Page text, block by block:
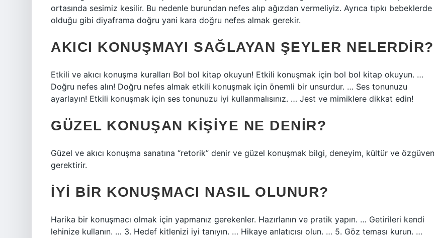
ortasında sesimiz kesilir. Bu nedenle burundan nefes alıp ağızdan vermeliyiz. Ayrıca tıpkı bebeklerde
olduğu gibi diyaframa doğru yani kara doğru nefes almak gerekir.
AKICI KONUŞMAYI SAĞLAYAN ŞEYLER NELERDIR?
Etkili ve akıcı konuşma kuralları Bol bol kitap okuyun! Etkili konuşmak için bol bol kitap okuyun. …
Doğru nefes alın! Doğru nefes almak etkili konuşmak için önemli bir unsurdur. … Ses tonunuzu
ayarlayın! Etkili konuşmak için ses tonunuzu iyi kullanmalısınız. … Jest ve mimiklere dikkat edin!
GÜZEL KONUŞAN KIŞIYE NE DENIR?
Güzel ve akıcı konuşma sanatına “retorik” denir ve güzel konuşmak bilgi, deneyim, kültür ve özgüven
gerektirir.
İYI BIR KONUŞMACI NASIL OLUNUR?
Harika bir konuşmacı olmak için yapmanız gerekenler. Hazırlanın ve pratik yapın. … Getirileri kendi
lehinize kullanın. … 3. Hedef kitlenizi iyi tanıyın. … Hikaye anlatıcısı olun. … 5. Göz teması kurun. …